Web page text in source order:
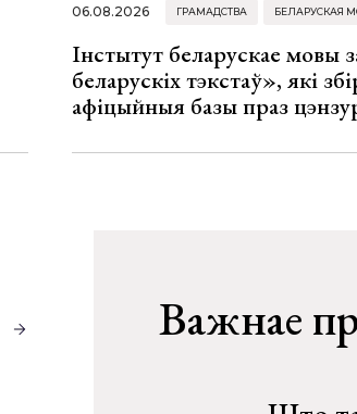
06.08.2026 ГРАМАДСТВА БЕЛАРУСКАЯ
Інстытут беларускае мовы
беларускіх тэкстаў», які
афіцыйныя базы праз
Важнае